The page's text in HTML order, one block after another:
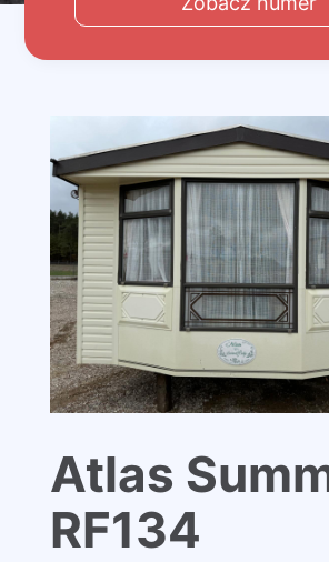
Atlas
RF134